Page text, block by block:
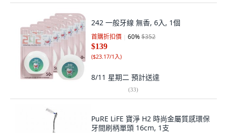
242 一般牙線 無香, 6入, 1個
首購折扣價 60%$352
$139
($23.17/1入)
8/11 星期二 預計送達
(33)
PuRE LiFE 寶淨 H2 時尚金屬質感環保
牙間刷柄單頭 16cm, 1支